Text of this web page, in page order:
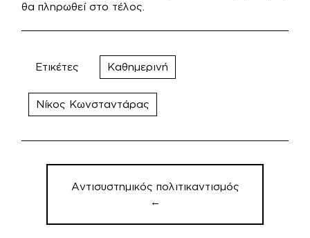
θα πληρωθεί στο τέλος.
Ετικέτες Καθημερινή
Νίκος Κωνσταντάρας
Πλοήγηση
άρθρωνΑντισυστημικός πολιτικαντισμός
←